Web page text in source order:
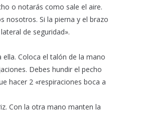
o notarás como sale el aire.
nosotros. Si la pierna y el brazo
de seguridad».
Coloca el talón de la mano
Debes hundir el pecho
hacer 2 «respiraciones boca a
Con la otra mano manten la